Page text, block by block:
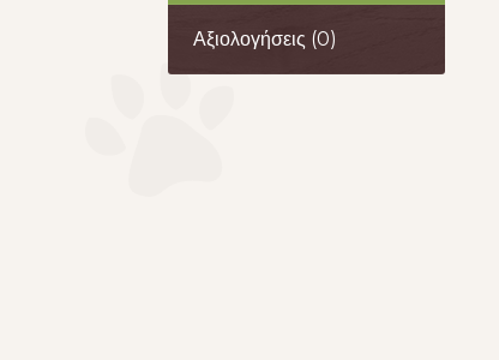
Αξιολογήσεις (0)